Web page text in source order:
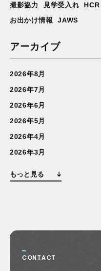
撮影協力
見学受入れ HCR
お出かけ情報
JAWS
アーカイブ
2026年8月
2026年7月
2026年6月
2026年5月
2026年4月
2026年3月
もっと見る
CONTACT